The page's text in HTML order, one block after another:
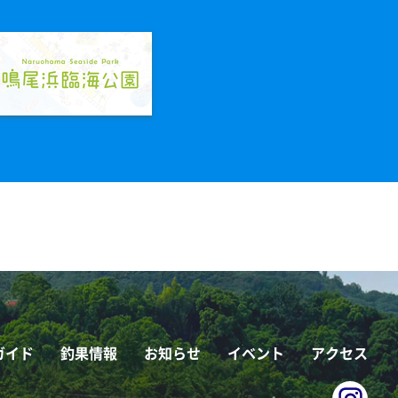
イド 釣果情報 お知らせ イベント アクセス